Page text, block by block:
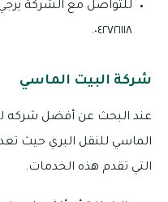
٠٤٢٧٢١١١٨.
شركة البيت الماسي
عند البحث عن أفضل شركه
الماسي للنقل البري حيث
التي تقدم هذه الخدمات.